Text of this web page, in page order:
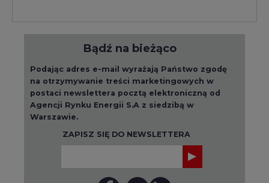
Bądź na bieżąco
Podając adres e-mail wyrażają Państwo zgodę
na otrzymywanie treści marketingowych w
postaci newslettera pocztą elektroniczną od
Agencji Rynku Energii S.A z siedzibą w
Warszawie.
ZAPISZ SIĘ DO NEWSLETTERA